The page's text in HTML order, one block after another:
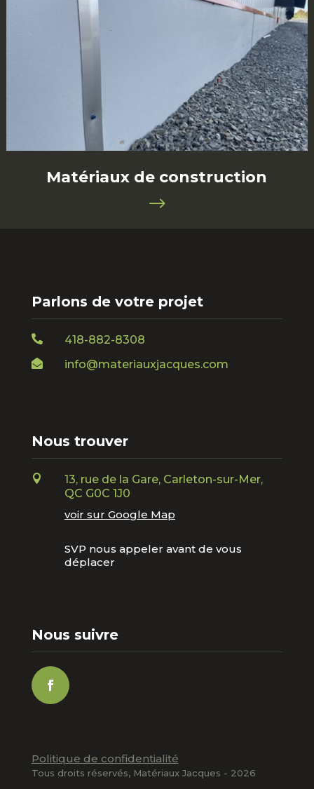
Matériaux de construction
$
Parlons de votre projet
 418-882-8308
 info@materiauxjacques.com
Nous trouver

13, rue de la Gare, Carleton-sur-Mer,
QC G0C 1J0
voir sur Google Map
SVP nous appeler avant de vous
déplacer
Nous suivre
Politique de confidentialité
Tous droits réservés, Matériaux Jacques - 2026